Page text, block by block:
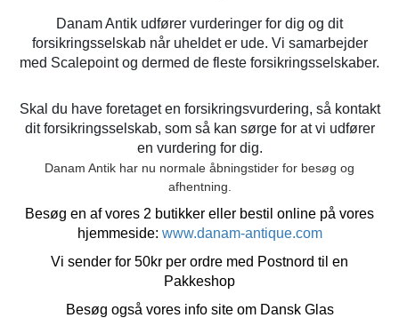
Danam Antik udfører vurderinger for dig og dit
forsikringsselskab når uheldet er ude. Vi samarbejder
med Scalepoint og dermed de fleste forsikringsselskaber.
Skal du have foretaget en forsikringsvurdering, så kontakt
dit forsikringsselskab, som så kan sørge for at vi udfører
en vurdering for dig.
Danam Antik har nu normale åbningstider for besøg og
afhentning.
Besøg en af vores 2 butikker eller bestil online på vores
hjemmeside: www.danam-antique.com
Vi sender for 50kr per ordre med Postnord til en
Pakkeshop
Besøg også vores info site om Dansk Glas